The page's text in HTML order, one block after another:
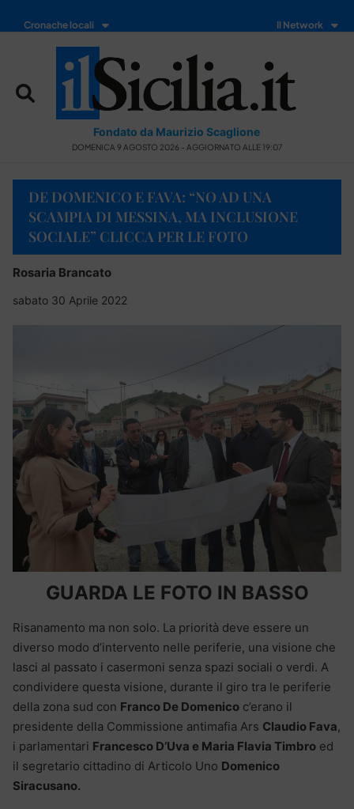
Cronache locali Il Network
Fondato da Maurizio Scaglione
DOMENICA 9 AGOSTO 2026 - AGGIORNATO ALLE 19:07
DE DOMENICO E FAVA: “NO AD UNA
SCAMPIA DI MESSINA, MA INCLUSIONE
SOCIALE” CLICCA PER LE FOTO
Rosaria Brancato
sabato 30 Aprile 2022
GUARDA LE FOTO IN BASSO
Risanamento ma non solo. La priorità deve essere un
diverso modo d’intervento nelle periferie, una visione che
lasci al passato i casermoni senza spazi sociali o verdi. A
condividere questa visione, durante il giro tra le periferie
della zona sud con Franco De Domenico c’erano il
presidente della Commissione antimafia Ars Claudio Fava,
i parlamentari Francesco D’Uva e Maria Flavia Timbro ed
il segretario cittadino di Articolo Uno Domenico
Siracusano.